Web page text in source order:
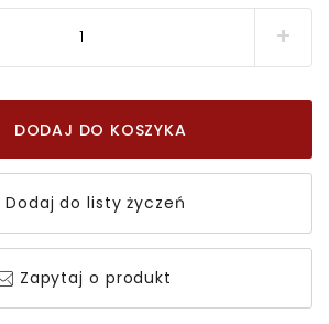
DODAJ DO KOSZYKA
Dodaj do listy życzeń
Zapytaj o produkt